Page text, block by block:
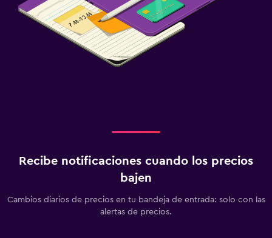
Recibe notificaciones cuando los precios
bajen
Cambios diarios de precios en tu bandeja de entrada: solo con las
alertas de precios.